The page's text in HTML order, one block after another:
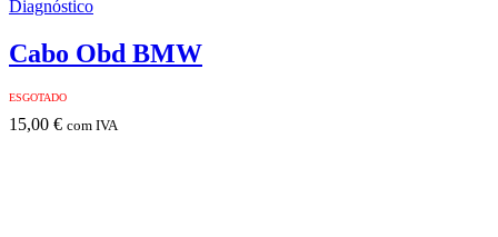
Diagnóstico
Cabo Obd BMW
ESGOTADO
15,00 € com IVA